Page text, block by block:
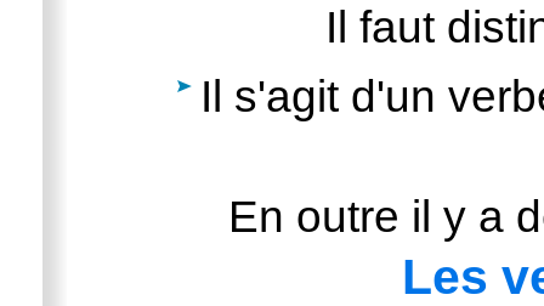
Il faut
Il s'agit d'un
En outre il y a
Les